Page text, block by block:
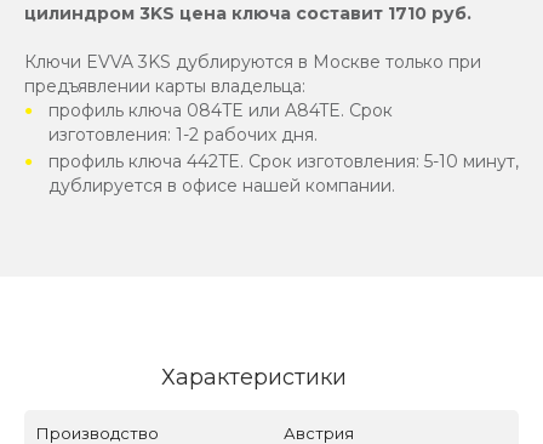
цилиндром 3KS цена ключа составит 1710 руб.
Ключи EVVA 3KS дублируются в Москве только при
предъявлении карты владельца:
профиль ключа 084TE или A84TE. Срок
изготовления: 1-2 рабочих дня.
профиль ключа 442TE. Срок изготовления: 5-10 минут,
дублируется в офисе нашей компании.
Характеристики
Производство Австрия